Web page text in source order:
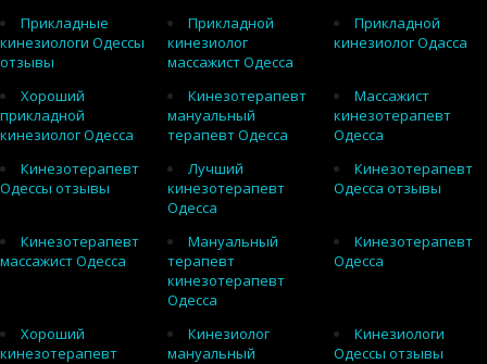
Прикладные
кинезиологи Одессы
отзывы
Прикладной
кинезиолог
массажист Одесса
Прикладной
кинезиолог Одасса
Хороший
прикладной
кинезиолог Одесса
Кинезотерапевт
мануальный
терапевт Одесса
Массажист
кинезотерапевт
Одесса
Кинезотерапевт
Одессы отзывы
Лучший
кинезотерапевт
Одесса
Кинезотерапевт
Одесса отзывы
Кинезотерапевт
массажист Одесса
Мануальный
терапевт
кинезотерапевт
Одесса
Кинезотерапевт
Одесса
Хороший
кинезотерапевт
Кинезиолог
мануальный
Кинезиологи
Одессы отзывы